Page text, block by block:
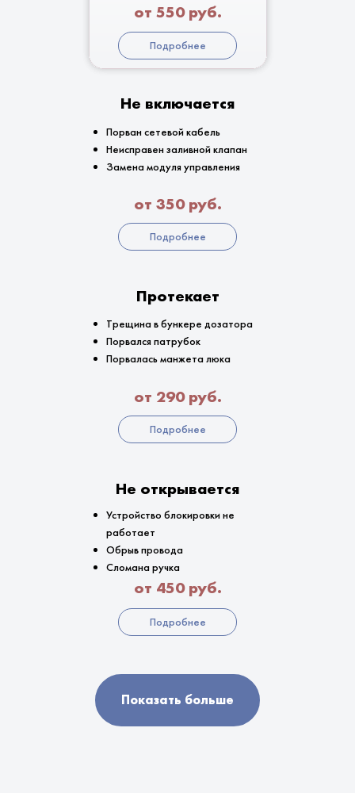
от 550 руб.
Подробнее
Не включается
Порван сетевой кабель
Неисправен заливной клапан
Замена модуля управления
от 350 руб.
Подробнее
Протекает
Трещина в бункере дозатора
Порвался патрубок
Порвалась манжета люка
от 290 руб.
Подробнее
Не открывается
Устройство блокировки не
работает
Обрыв провода
Сломана ручка
от 450 руб.
Подробнее
Показать больше